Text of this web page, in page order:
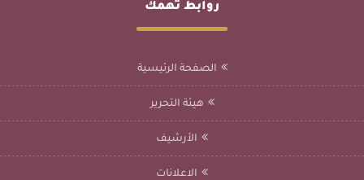
روابط تهمك
الصفحة الرئيسية
هيئة التحرير
الأرشيف
الاعلانات